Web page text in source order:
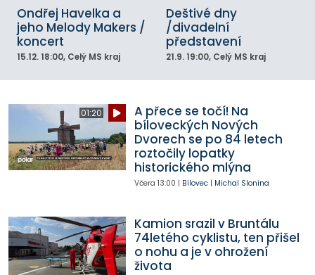
Ondřej Havelka a
jeho Melody Makers /
koncert
15.12. 18:00, Celý MS kraj
Deštivé dny
/divadelní
představení
21.9. 19:00, Celý MS kraj
01:20
A přece se točí! Na
bíloveckých Nových
Dvorech se po 84 letech
roztočily lopatky
historického mlýna
Včera 13:00 | Bílovec| Michal Slonina
Kamion srazil v Bruntálu
74letého cyklistu, ten přišel
o nohu a je v ohrožení
života